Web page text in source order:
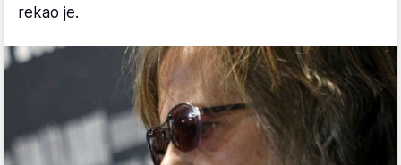
rekao je.